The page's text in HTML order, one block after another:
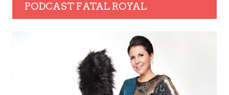
PODCAST FATAL ROYAL